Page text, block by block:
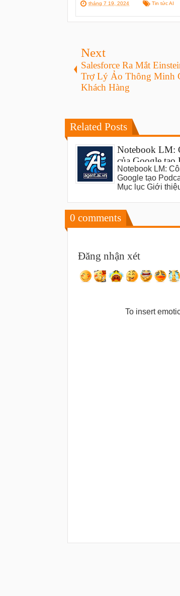
tháng 7 19, 2024 Tin tức AI
Next
Salesforce Ra Mắt
Trợ Lý Ảo Thông Minh
Khách Hàng
Related Posts
Notebook LM:
của Google tạo
sốt
Notebook LM:
Google tạo
Mục lục Giới
0 comments
Đăng nhận xét
To insert